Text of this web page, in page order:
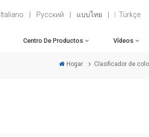
Italiano Русский แบบไทย Türkçe
Centro De Productos Vídeos
Hogar Clasificador de